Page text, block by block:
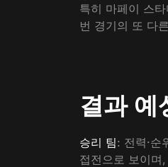
특히 마페이 스
번 경기의 또 다
결과 예
승리 팀: 전력·순
접전으로 보이며